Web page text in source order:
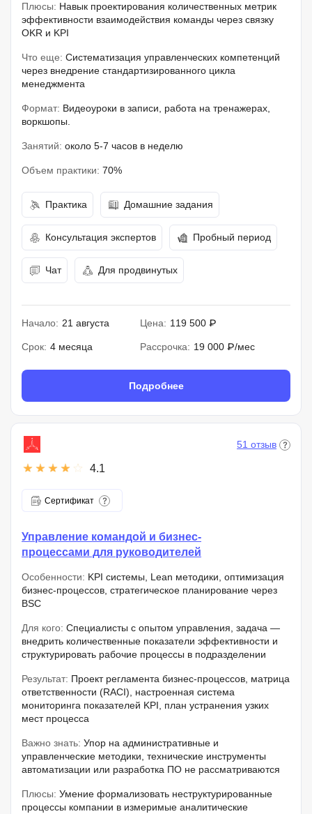
Плюсы: Навык проектирования количественных метрик
эффективности взаимодействия команды через связку
OKR и KPI
Что еще: Систематизация управленческих компетенций
через внедрение стандартизированного цикла
менеджмента
Формат: Видеоуроки в записи, работа на тренажерах,
воркшопы.
Занятий: около 5-7 часов в неделю
Объем практики: 70%
Практика Домашние задания
Консультация экспертов Пробный период
Чат Для продвинутых
Начало: 21 августа Цена: 119 500 ₽
Срок: 4 месяца Рассрочка: 19 000 ₽/мес
Подробнее
4.1
51 отзыв
Сертификат
Управление командой и бизнес-
процессами для руководителей
Особенности: KPI системы, Lean методики, оптимизация
бизнес-процессов, стратегическое планирование через
BSC
Для кого: Специалисты с опытом управления, задача —
внедрить количественные показатели эффективности и
структурировать рабочие процессы в подразделении
Результат: Проект регламента бизнес-процессов, матрица
ответственности (RACI), настроенная система
мониторинга показателей KPI, план устранения узких
мест процесса
Важно знать: Упор на административные и
управленческие методики, технические инструменты
автоматизации или разработка ПО не рассматриваются
Плюсы: Умение формализовать неструктурированные
процессы компании в измеримые аналитические